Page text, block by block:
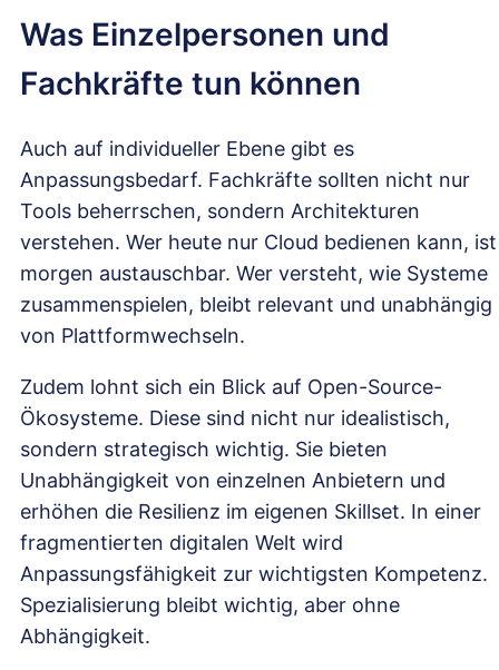
Was Einzelpersonen und
Fachkräfte tun können
Auch auf individueller Ebene gibt es
Anpassungsbedarf. Fachkräfte sollten nicht nur
Tools beherrschen, sondern Architekturen
verstehen. Wer heute nur Cloud bedienen kann, ist
morgen austauschbar. Wer versteht, wie Systeme
zusammenspielen, bleibt relevant und unabhängig
von Plattformwechseln.
Zudem lohnt sich ein Blick auf Open-Source-
Ökosysteme. Diese sind nicht nur idealistisch,
sondern strategisch wichtig. Sie bieten
Unabhängigkeit von einzelnen Anbietern und
erhöhen die Resilienz im eigenen Skillset. In einer
fragmentierten digitalen Welt wird
Anpassungsfähigkeit zur wichtigsten Kompetenz.
Spezialisierung bleibt wichtig, aber ohne
Abhängigkeit.